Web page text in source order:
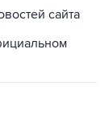
сайта